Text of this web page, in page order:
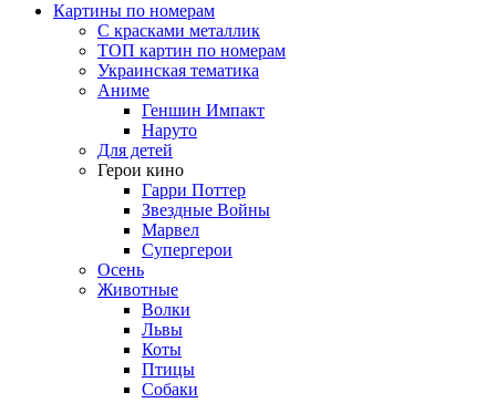
Картины по номерам
С красками металлик
ТОП картин по номерам
Украинская тематика
Аниме
Геншин Импакт
Наруто
Для детей
Герои кино
Гарри Поттер
Звездные Войны
Марвел
Супергерои
Осень
Животные
Волки
Львы
Коты
Птицы
Собаки